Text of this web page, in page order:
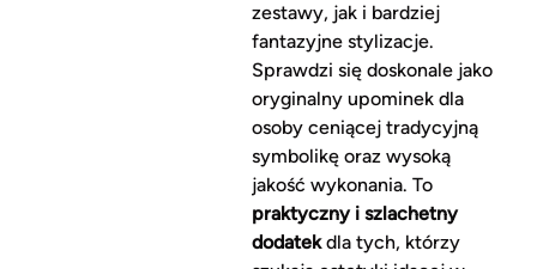
zestawy, jak i bardziej
fantazyjne stylizacje.
Sprawdzi się doskonale jako
oryginalny upominek dla
osoby ceniącej tradycyjną
symbolikę oraz wysoką
jakość wykonania. To
praktyczny i szlachetny
dodatekdla tych, którzy